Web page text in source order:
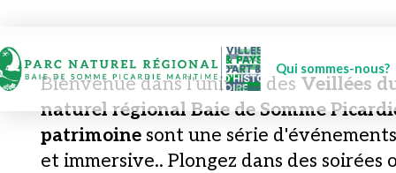
Qui sommes-nous?
Bienvenue dans l'univers des Veillées
naturel régional Baie de Somme
patrimoine sont une série
et immersive.. Plongez dans des soirées